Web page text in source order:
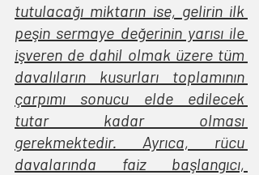
tutulacağı miktarın ise, gelirin ilk
peşin sermaye değerinin yarısı ile
işveren de dahil olmak üzere tüm
davalıların kusurları toplamının
çarpımı sonucu elde edilecek
tutar kadar olması
gerekmektedir. Ayrıca, rücu
davalarında faiz başlangıcı,